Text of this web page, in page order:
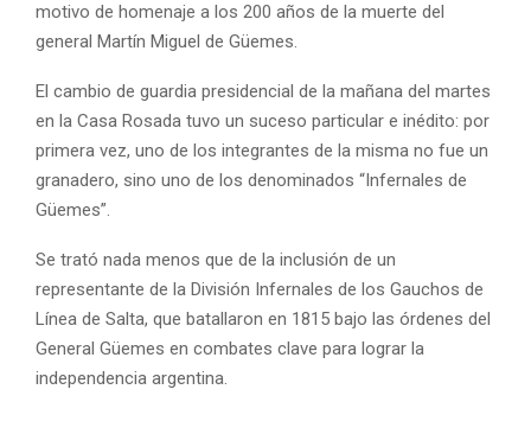
motivo de homenaje a los 200 años de la muerte del
general Martín Miguel de Güemes.
El cambio de guardia presidencial de la mañana del martes
en la Casa Rosada tuvo un suceso particular e inédito: por
primera vez, uno de los integrantes de la misma no fue un
granadero, sino uno de los denominados “Infernales de
Güemes”.
Se trató nada menos que de la inclusión de un
representante de la División Infernales de los Gauchos de
Línea de Salta, que batallaron en 1815 bajo las órdenes del
General Güemes en combates clave para lograr la
independencia argentina.